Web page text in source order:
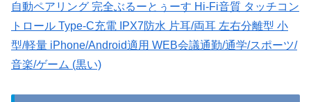
自動ペアリング 完全ぶるーとぅーす Hi-Fi音質 タッチコン
トロール Type-C充電 IPX7防水 片耳/両耳 左右分離型 小
型/軽量 iPhone/Android適用 WEB会議通勤/通学/スポーツ/
音楽/ゲーム (黒い)